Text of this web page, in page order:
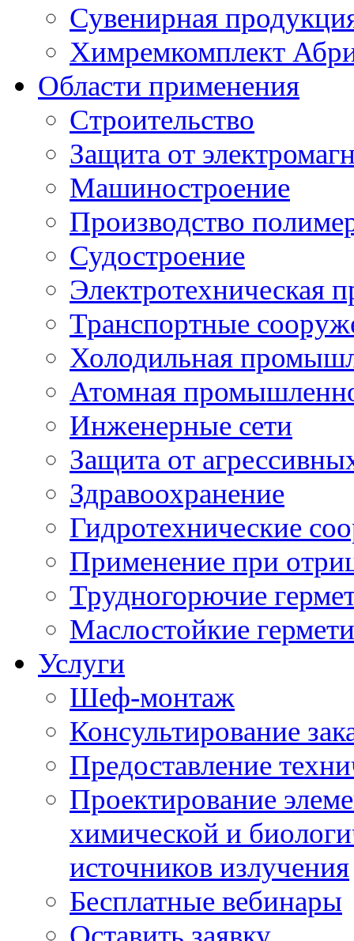
Сувенирная
Химремкомплект
Области применения
Строительство
Защита от
Машиностроение
Производство
Судостроение
Электротехническая
Транспортные
Холодильная
Атомная
Инженерные сети
Защита от
Здравоохранение
Гидротехнические
Применение при
Трудногорючие
Маслостойкие
Услуги
Шеф-монтаж
Консультирование
Предоставление
Проектирование
химической и
источников излучения
Бесплатные вебинары